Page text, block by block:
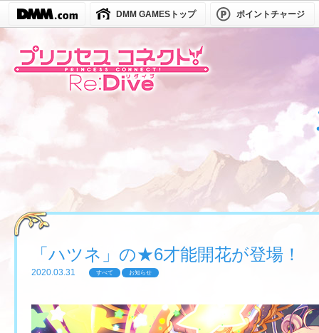
DMM GAMESトップ ポイントチャージ
「ハツネ」の★6才能開花が登場！
2020.03.31 すべて お知らせ